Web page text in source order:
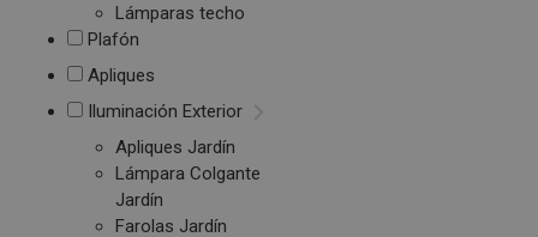
Lámparas techo
Plafón
Apliques
Iluminación Exterior
Apliques Jardín
Lámpara Colgante
Jardín
Farolas Jardín